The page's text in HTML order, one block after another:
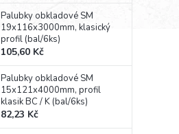
Palubky obkladové SM
19x116x3000mm, klasický
profil (bal/6ks)
105,60 Kč
Palubky obkladové SM
15x121x4000mm, profil
klasik BC / K (bal/6ks)
82,23 Kč